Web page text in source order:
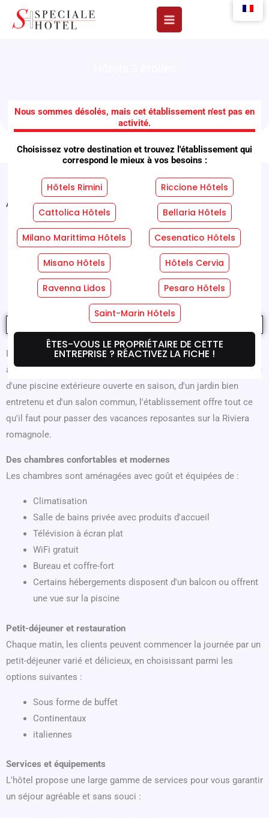
Nous sommes désolés, mais cet établissement n'est pas en
activité.
Choisissez votre destination et trouvez l'établissement qui
correspond le mieux à vos besoins :
Hôtels Rimini Riccione Hôtels
Cattolica Hôtels Bellaria Hôtels
Milano Marittima Hôtels Cesenatico Hôtels
Misano Hôtels Hôtels Cervia
Ravenna Lidos Pesaro Hôtels
Saint-Marin Hôtels
ÊTES-VOUS LE PROPRIÉTAIRE DE CETTE
ENTREPRISE ? RÉACTIVEZ LA FICHE !
Hôtel A Casa Nostra
Accueil "Installations"Hôtel A Casa Nostra
Services Hôteliers Services En Chambre
Où Nous Sommes Offres
L' Hôtel A Casa NostraC'est un hôtel 3 étoiles accueillant situé
à Rimini, à seulement 700 mètres de la plage de Miramare. Doté
d'une piscine extérieure ouverte en saison, d'un jardin bien
entretenu et d'un salon commun, l'établissement offre tout ce
qu'il faut pour passer des vacances reposantes sur la Riviera
romagnole.
Des chambres confortables et modernes
Les chambres sont aménagées avec goût et équipées de :
Climatisation
Salle de bains privée avec produits d'accueil
Télévision à écran plat
WiFi gratuit
Bureau et coffre-fort
Certains hébergements disposent d'un balcon ou offrent
une vue sur la piscine
Petit-déjeuner et restauration
Chaque matin, les clients peuvent commencer la journée par un
petit-déjeuner varié et délicieux, en choisissant parmi les
options suivantes :
Sous forme de buffet
Continentaux
italiennes
Services et équipements
L'hôtel propose une large gamme de services pour vous garantir
un séjour agréable et sans souci :